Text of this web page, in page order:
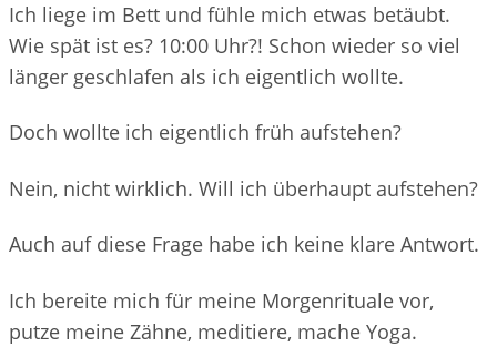
Ich liege im Bett und fühle mich etwas betäubt.
Wie spät ist es? 10:00 Uhr?! Schon wieder so viel
länger geschlafen als ich eigentlich wollte.
Doch wollte ich eigentlich früh aufstehen?
Nein, nicht wirklich. Will ich überhaupt aufstehen?
Auch auf diese Frage habe ich keine klare Antwort.
Ich bereite mich für meine Morgenrituale vor,
putze meine Zähne, meditiere, mache Yoga.